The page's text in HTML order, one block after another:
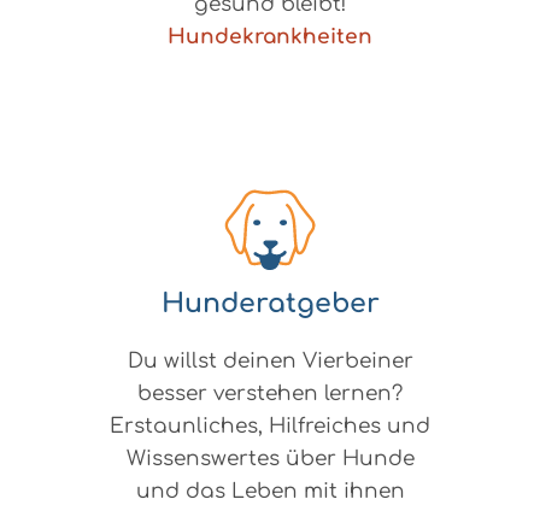
gesund bleibt!
Hundekrankheiten
Hunderatgeber
Du willst deinen Vierbeiner
besser verstehen lernen?
Erstaunliches, Hilfreiches und
Wissenswertes über Hunde
und das Leben mit ihnen